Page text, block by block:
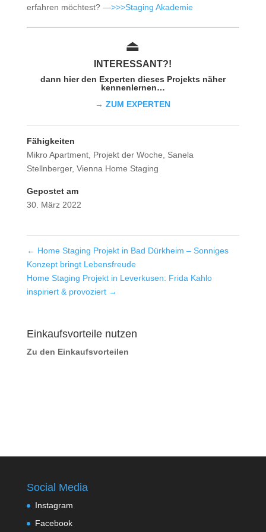
erfahren möchtest? —>>>Staging Akademie
⏏︎
INTER ESSANT?!
dann hier den Experten dieses Projekts näher
kennenlernen…
→ ZUM EXPERTEN
Fähigkeiten
Mikro Apartment, Projekt der Woche
Sanela
Stellnberger, Vienna Home Staging
Gepostet am
30. März 2022
← Home Staging Projekt in Bad Dürkheim – Sonniges
Konzept bringt Lebensfreude
Home Staging Projekt in Leverkusen: Frida Kahlo
inspiriert & provoziert →
Einkaufsvorteile nutzen
Zu den Einkaufsvorteilen
Social Media
Instagram
Facebook